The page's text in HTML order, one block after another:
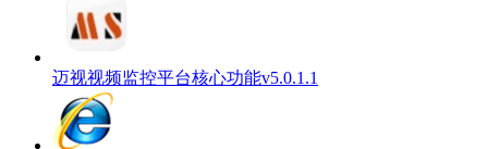
迈视视频监控平台核心功能v5.0.1.1